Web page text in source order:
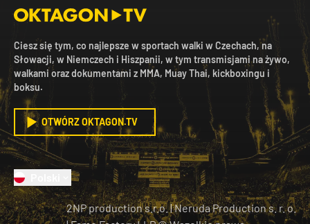
Ciesz się tym, co najlepsze w sportach walki w Czechach, na
Słowacji, w Niemczech i Hiszpanii, w tym transmisjami na żywo,
walkami oraz dokumentami z MMA, Muay Thai, kickboxingu i
boksu.
OTWÓRZ OKTAGON.TV
2NP production s.r.o.|Neruda Production s. r. o.